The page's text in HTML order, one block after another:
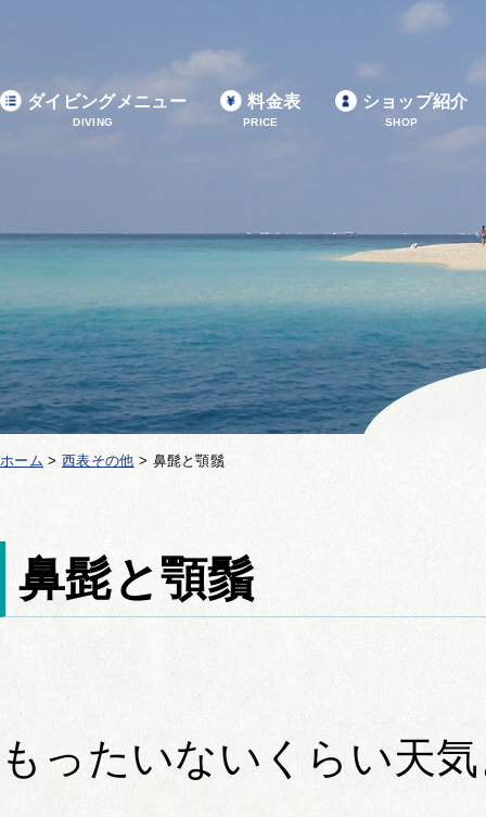
ダイビングメニュー
DIVING
料金表
PRICE
ショップ紹介
SHOP
ホーム > 西表その他 > 鼻髭と顎鬚
鼻髭と顎鬚
もったいないくらい天